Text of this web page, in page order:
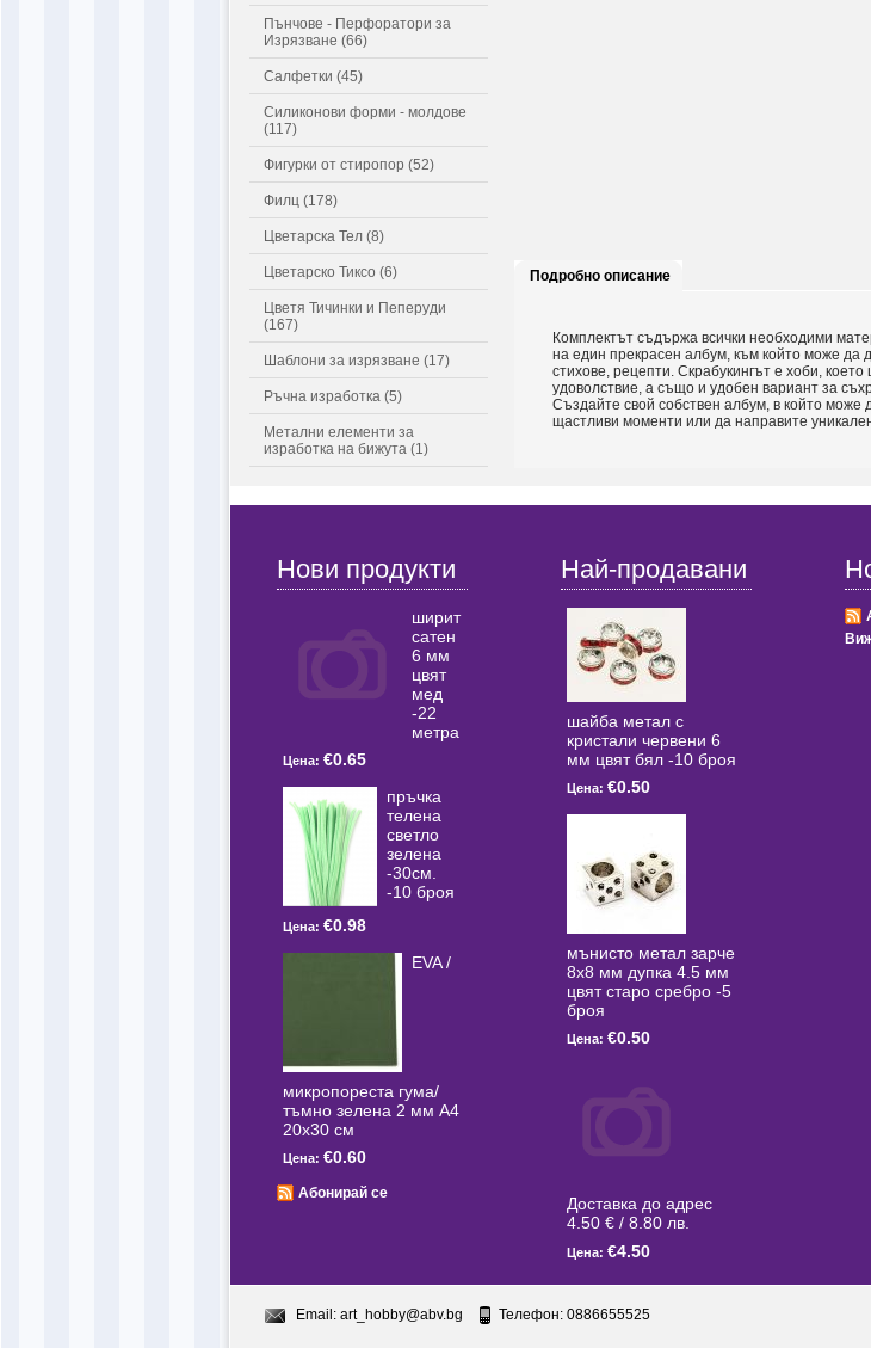
Пънчове - Перфоратори за
Изрязване (66)
Салфетки (45)
Силиконови форми - молдове
(117)
Фигурки от стиропор (52)
Филц (178)
Цветарска Тел (8)
Цветарско Тиксо (6)
Цветя Тичинки и Пеперуди
(167)
Шаблони за изрязване (17)
Ръчна изработка (5)
Метални елементи за
изработка на бижута (1)
Подробно описание
Комплектът съдържа всички необходими
на един прекрасен албум, към който може да
стихове, рецепти. Скрабукингът е хоби,
удоволствие, а също и удобен вариант за
Създайте свой собствен албум, в който може
щастливи моменти или да направите
Нови продукти
ширит
сатен
6 мм
цвят
мед
-22
метра
Цена: €0.65
пръчка
телена
светлo
зелена
-30см.
-10 броя
Цена: €0.98
EVA /
микропореста гума/
тъмно зелена 2 мм А4
20x30 см
Цена: €0.60
Абонирай се
Най-продавани
шайба метал с
кристали червени 6
мм цвят бял -10 броя
Цена: €0.50
мънисто метал зарче
8x8 мм дупка 4.5 мм
цвят старо сребро -5
броя
Цена: €0.50
Доставка до адрес
4.50 € / 8.80 лв.
Цена: €4.50
Email: art_hobby@abv.bg Телефон: 0886655525